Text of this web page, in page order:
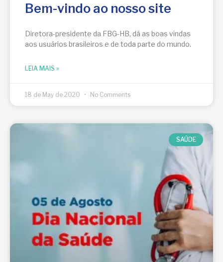
Bem-vindo ao nosso site
Diretora-presidente da FBG-HB, dá as boas vindas
aos usuários brasileiros e de toda parte do mundo.
LEIA MAIS »
18 de May de 2020 No Comments
SAÚDE